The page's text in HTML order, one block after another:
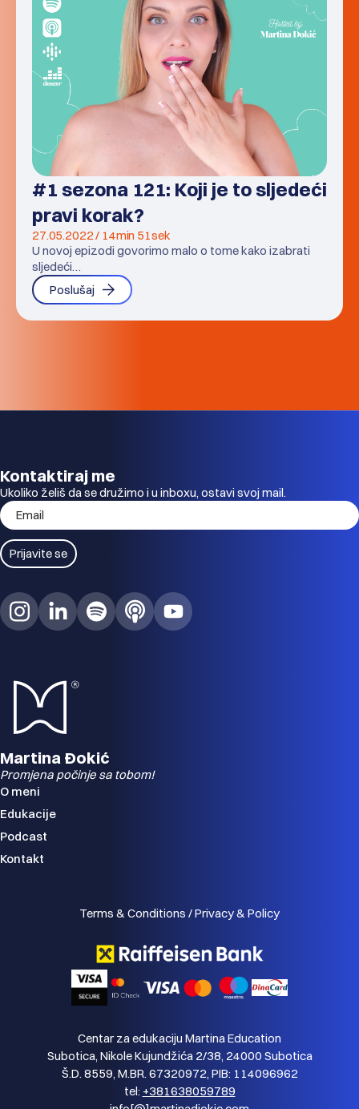
#1 sezona 121: Koji je to sljedeći
pravi korak?
27.05.2022 / 14min 51sek
U novoj epizodi govorimo malo o tome kako izabrati
sljedeći…
Poslušaj
Martina Đokić
Promjena počinje sa tobom!
O meni
Edukacije
Podcast
Kontakt
Kontaktiraj me
Ukoliko želiš da se družimo i u inboxu, ostavi svoj mail.
Email
Prijavite se
Terms & Conditions / Privacy & Policy
Centar za edukaciju Martina Education
Subotica, Nikole Kujundžića 2/38, 24000 Subotica
Š.D. 8559, M.BR. 67320972, PIB: 114096962
tel: +381638059789